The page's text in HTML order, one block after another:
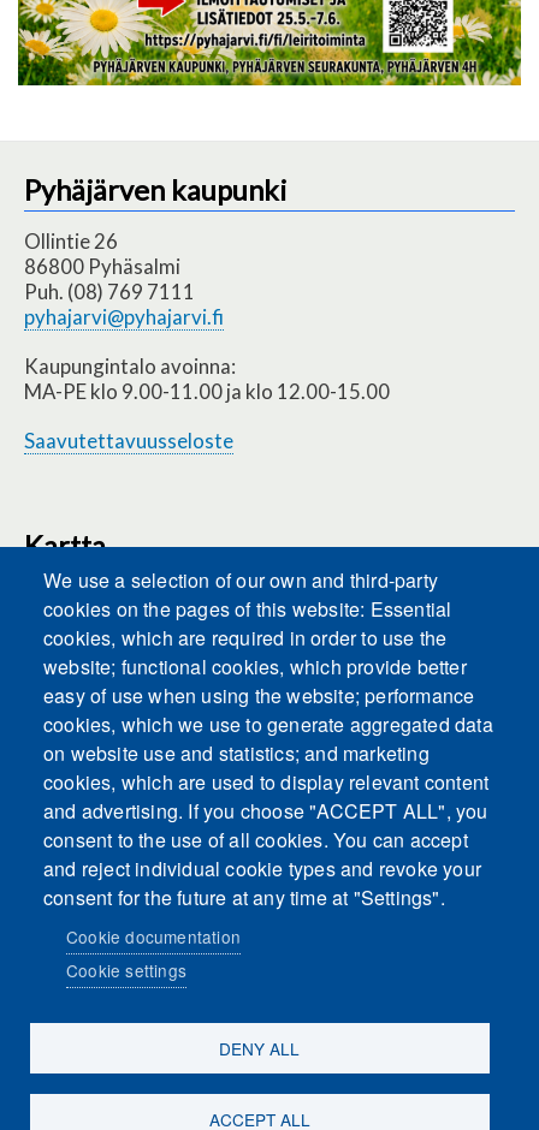
Pyhäjärven kaupunki
Ollintie 26
86800 Pyhäsalmi
Puh. (08) 769 7111
pyhajarvi@pyhajarvi.fi
Kaupungintalo avoinna:
MA-PE klo 9.00-11.00 ja klo 12.00-15.00
Saavutettavuusseloste
Kartta
This content is blocked because Embeds
cookies have not been accepted.
ACCEPT ALL COOKIES
Only accept Embeds cookies
Sosiaalinen media
We use a selection of our own and third-party
cookies on the pages of this website: Essential
cookies, which are required in order to use the
website; functional cookies, which provide better
easy of use when using the website; performance
cookies, which we use to generate aggregated data
on website use and statistics; and marketing
cookies, which are used to display relevant content
and advertising. If you choose "ACCEPT ALL", you
consent to the use of all cookies. You can accept
and reject individual cookie types and revoke your
consent for the future at any time at "Settings".
Cookie documentation
Cookie settings
DENY ALL
ACCEPT ALL